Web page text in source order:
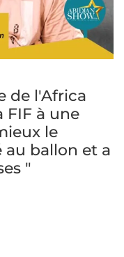
de l'Africa
FIF à une
le
au ballon et a
"